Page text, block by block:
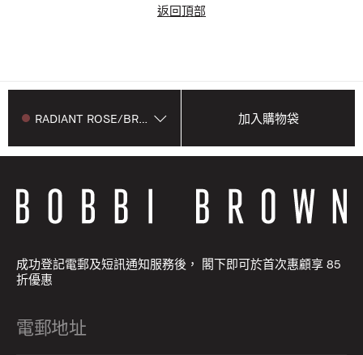
返回頂部
加入購物袋
成功登記電郵及短訊通知服務後， 閣下即可於首次惠顧享 85
折優惠